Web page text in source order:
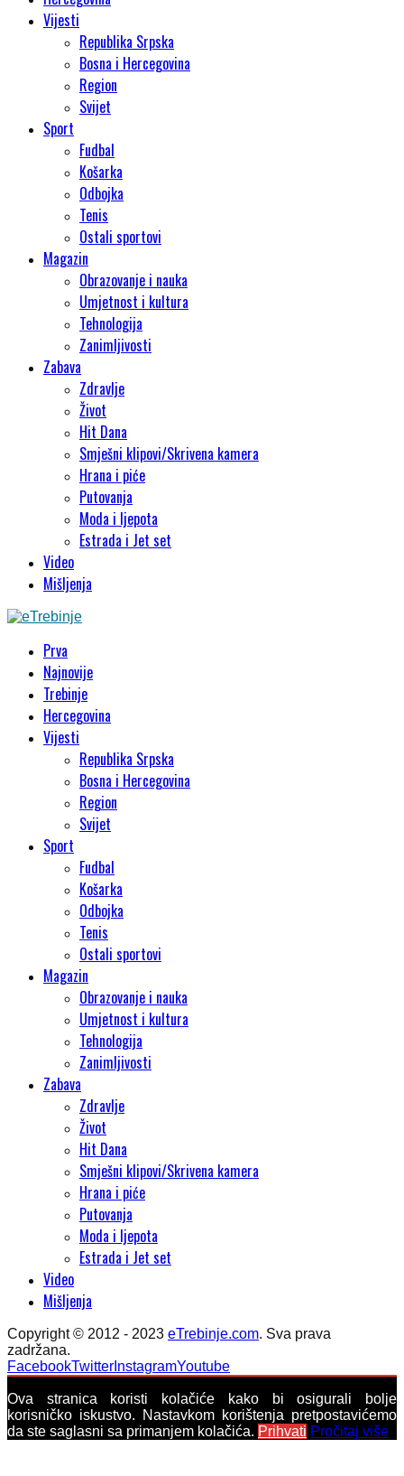
Vijesti
Republika Srpska
Bosna i Hercegovina
Region
Svijet
Sport
Fudbal
Košarka
Odbojka
Tenis
Ostali sportovi
Magazin
Obrazovanje i nauka
Umjetnost i kultura
Tehnologija
Zanimljivosti
Zabava
Zdravlje
Život
Hit Dana
Smješni klipovi/Skrivena kamera
Hrana i piće
Putovanja
Moda i ljepota
Estrada i Jet set
Video
Mišljenja
Prva
Najnovije
Trebinje
Hercegovina
Vijesti
Republika Srpska
Bosna i Hercegovina
Region
Svijet
Sport
Fudbal
Košarka
Odbojka
Tenis
Ostali sportovi
Magazin
Obrazovanje i nauka
Umjetnost i kultura
Tehnologija
Zanimljivosti
Zabava
Zdravlje
Život
Hit Dana
Smješni klipovi/Skrivena kamera
Hrana i piće
Putovanja
Moda i ljepota
Estrada i Jet set
Video
Mišljenja
Copyright © 2012 - 2023 eTrebinje.com. Sva prava
zadržana.
FacebookTwitter InstagramYoutube
Ova stranica koristi kolačiće kako bi osigurali bolje
korisničko iskustvo. Nastavkom korištenja pretpostavićemo
da ste saglasni sa primanjem kolačića. Prihvati Pročitaj više